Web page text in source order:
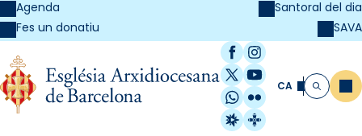
Agenda
Fes un donatiu
Santoral del dia
SAVA
Facebook
Instagram
X / Twitter
YouTube
WhatsApp
Flickr
Radio Estel
Catalunya
CA Cerca